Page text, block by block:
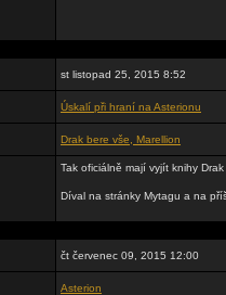
st listopad 25, 2015 8:52
Úskalí při hraní na Asterionu
Drak bere vše, Marellion
Tak oficiálně mají vyjít knihy
Díval na stránky Mytagu a na
čt červenec 09, 2015 12:00
Asterion